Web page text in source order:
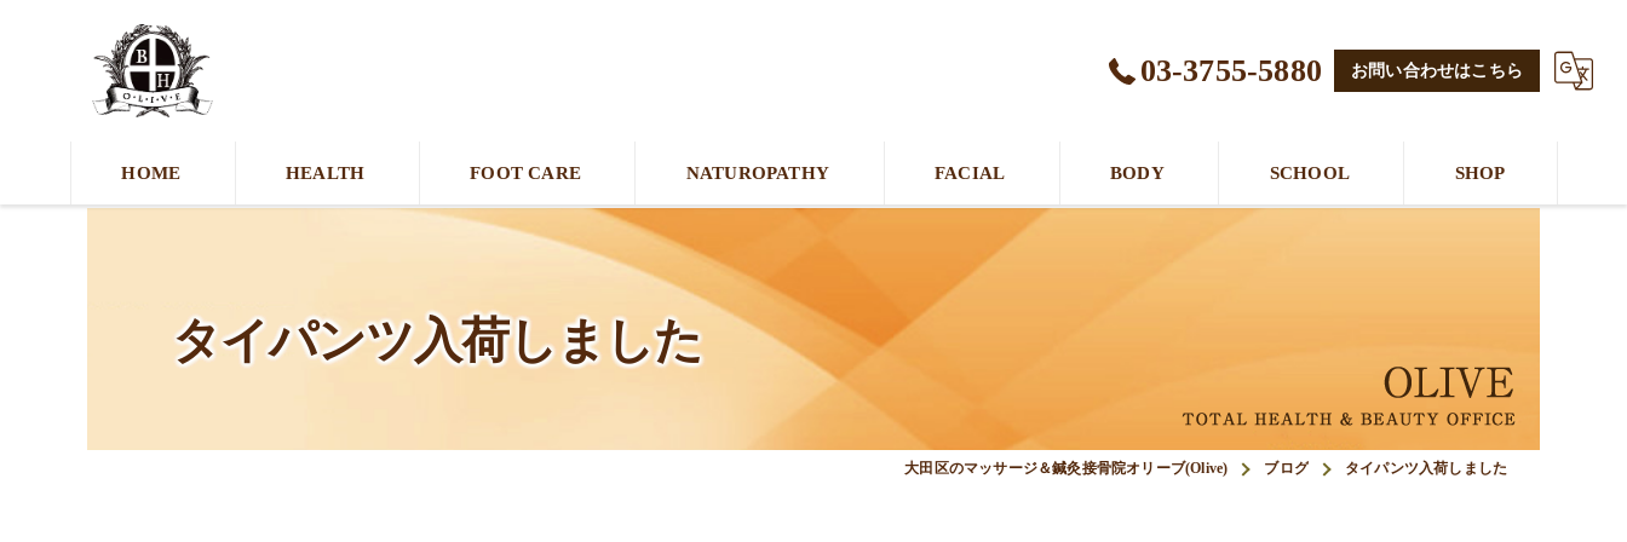
03-3755-5880 お問い合わせはこちら
HOME HEALTH FOOT CARE NATUROPATHY FACIAL BODY SCHOOL SHOP
タイパンツ入荷しました
大田区のマッサージ＆鍼灸接骨院オリーブ(Olive) ブログ タイパンツ入荷しました